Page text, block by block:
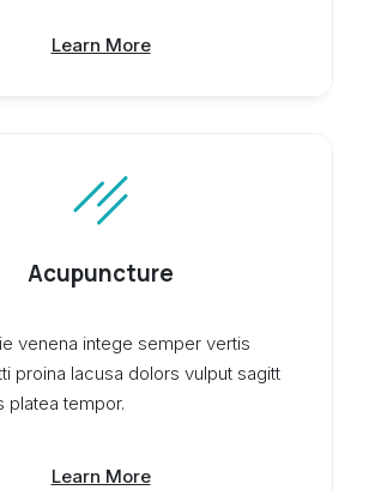
Learn More
Acupuncture
venena intege semper vertis
proina lacusa dolors vulput sagitt
platea tempor.
Learn More